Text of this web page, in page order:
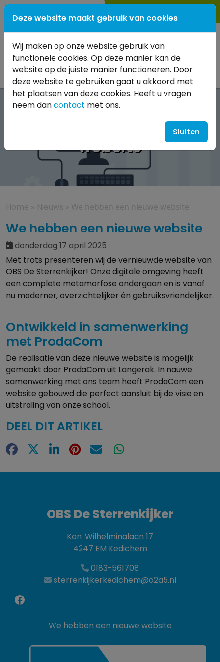
0183 561708
We hebben een nieuwe
website
Home » Nieuws » We hebben een nieuwe website
We hebben een nieuwe website
donderdag 17 april 2025
Met trots presenteren wij de vernieuwde website van
OBS De Sterrenkijker! Onze digitale omgeving heeft
een complete metamorfose ondergaan en is vanaf
nu moderner, overzichtelijker én gebruiksvriendelijker.
Ontwikkeld in samenwerking
met ProdaCom
De realisatie van deze nieuwe website is mogelijk
gemaakt door ProdaCom uit Langerak. In nauwe
samenwerking met ons team heeft ProdaCom een
website gebouwd die perfect aansluit bij de visie en
uitstraling van onze school.
DEEL DIT ARTIKEL
Facebook LinkedInPinterestE-mailWhatsApp
OBS De Sterrenkijker
Kon. Wilhelminalaan 17
4247 EM Kedichem
0183-561708
sterrenkijkerkedichem@o2a5.nl
Facebook
We hebben een nieuwe website
Deze website maakt gebruik van cookies
Wij maken op onze website gebruik van
functionele cookies. Op deze manier kan de
website op de juiste manier functioneren. Door
deze website te gebruiken gaat u akkoord met
het plaatsen van deze cookies. Heeft u vragen
neem dancontact met ons.
Sluiten